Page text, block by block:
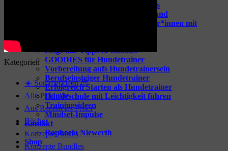
Webinare für dein Business
Webinare rund um den Hund
Coaching für Hundetrainer*innen mit
Zeige alle Tipps & Goodies
GOODIES für Hundetrainer
Vorbereitung aufs Hundetrainersein
Berufseinsteiger Hundetrainer
Erfolgreich Starten als Hundetrainer
Hundeschule mit Leichtigkeit führen
Trainingsideen
Mindset-Impulse
Kontakt
Raphaela Niewerth
Shop
Kategorien
☀️ Sommerideen 😎
Alle Produkte
Aus Raphaelas Feder
Bücher
Konzepte Basics
Konzepte Bundles